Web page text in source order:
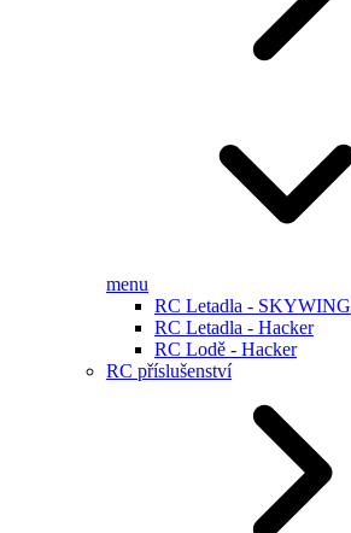
menu
RC Letadla - SKYWING
RC Letadla - Hacker
RC Lodě - Hacker
RC příslušenství